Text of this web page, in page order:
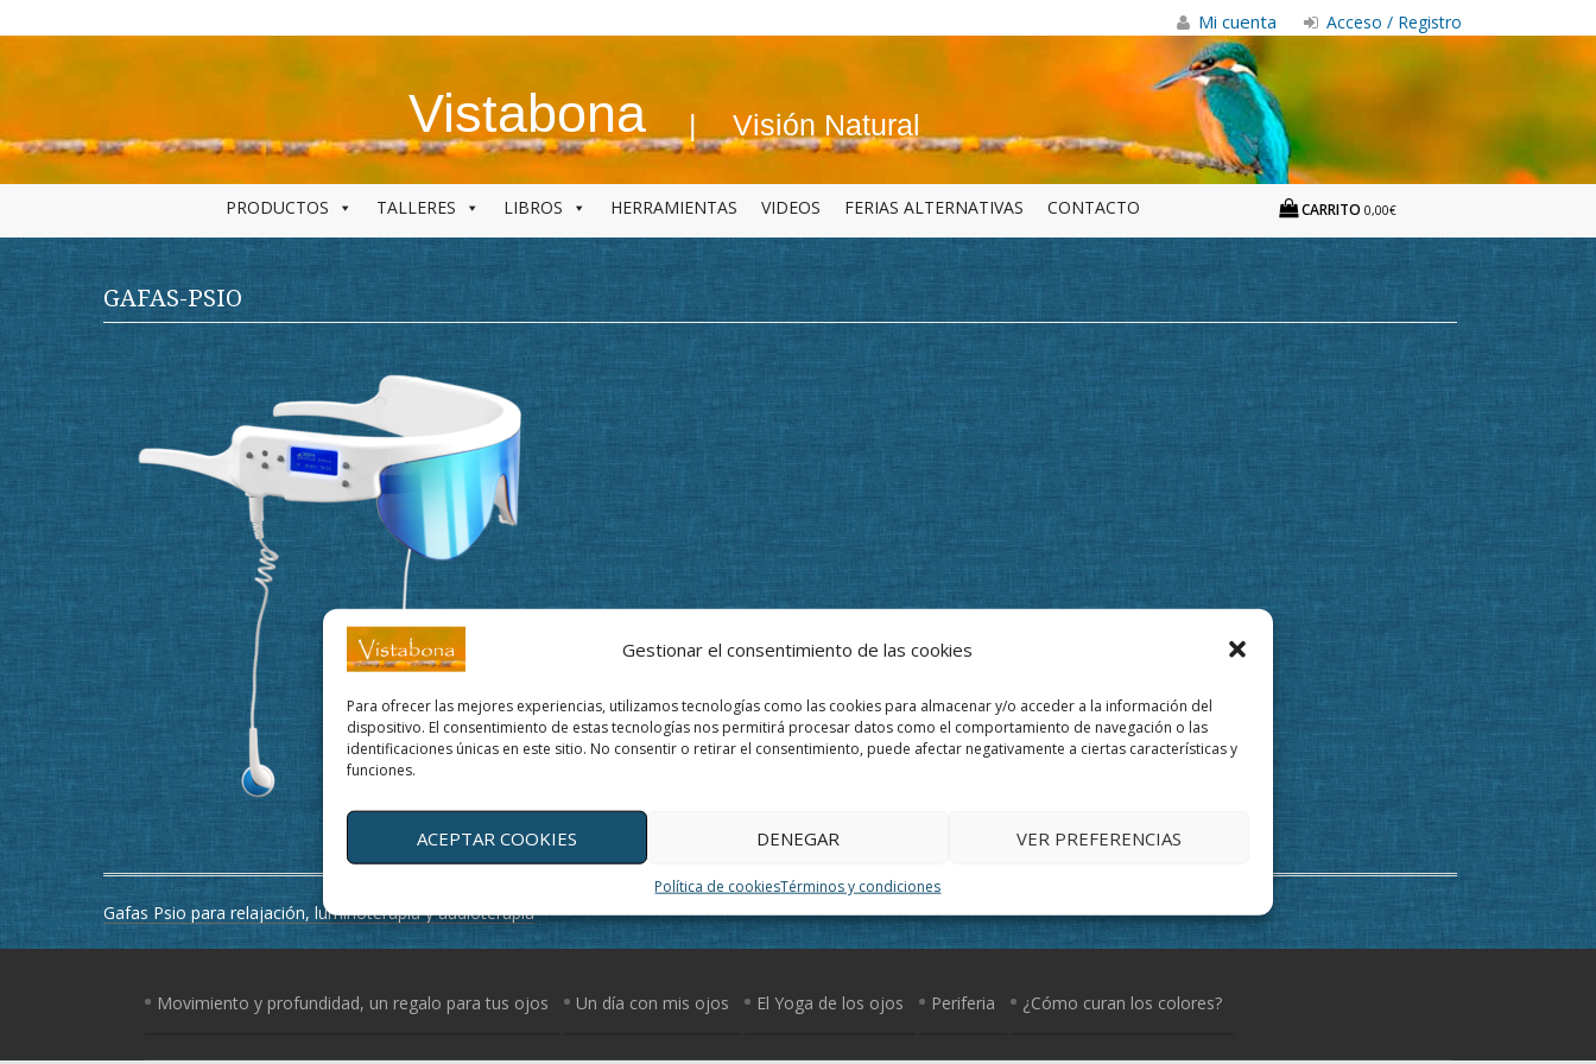
Gestionar el consentimiento de las cookies
Para ofrecer las mejores experiencias, utilizamos tecnologías como las cookies para almacenar y/o acceder a la información del
dispositivo. El consentimiento de estas tecnologías nos permitirá procesar datos como el comportamiento de navegación o las
identificaciones únicas en este sitio. No consentir o retirar el consentimiento, puede afectar negativamente a ciertas características y
funciones.
ACEPTAR COOKIES DENEGAR VER PREFERENCIAS
Política de cookiesTérminos y condiciones
Mi cuenta Acceso / Registro
Vistabona Visión Natural
PRODUCTOS TALLERES LIBROS HERRAMIENTAS VIDEOS FERIAS ALTERNATIVAS CONTACTO CARRITO 0,00€
GAFAS-PSIO
Navegación
de
Gafas Psio para relajación, luminoterapia y audioterapia
Movimiento y profundidad, un regalo para tus ojos Un día con mis ojos El Yoga de los ojos Periferia ¿Cómo curan los colores?